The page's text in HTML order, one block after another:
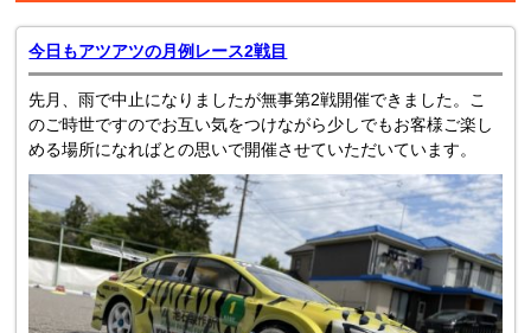
今日もアツアツの月例レース2戦目
先月、雨で中止になりましたが無事第2戦開催できました。こ
のご時世ですのでお互い気をつけながら少しでもお客様ご楽し
める場所になればとの思いで開催させていただいています。